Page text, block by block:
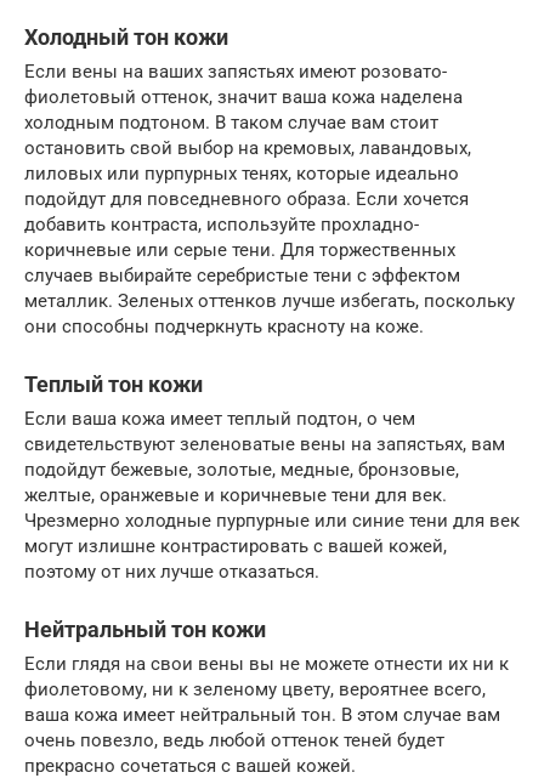
Холодный тон кожи
Если вены на ваших запястьях имеют розовато-
фиолетовый оттенок, значит ваша кожа наделена
холодным подтоном. В таком случае вам стоит
остановить свой выбор на кремовых, лавандовых,
лиловых или пурпурных тенях, которые идеально
подойдут для повседневного образа. Если хочется
добавить контраста, используйте прохладно-
коричневые или серые тени. Для торжественных
случаев выбирайте серебристые тени с эффектом
металлик. Зеленых оттенков лучше избегать, поскольку
они способны подчеркнуть красноту на коже.
Теплый тон кожи
Если ваша кожа имеет теплый подтон, о чем
свидетельствуют зеленоватые вены на запястьях, вам
подойдут бежевые, золотые, медные, бронзовые,
желтые, оранжевые и коричневые тени для век.
Чрезмерно холодные пурпурные или синие тени для век
могут излишне контрастировать с вашей кожей,
поэтому от них лучше отказаться.
Нейтральный тон кожи
Если глядя на свои вены вы не можете отнести их ни к
фиолетовому, ни к зеленому цвету, вероятнее всего,
ваша кожа имеет нейтральный тон. В этом случае вам
очень повезло, ведь любой оттенок теней будет
прекрасно сочетаться с вашей кожей.